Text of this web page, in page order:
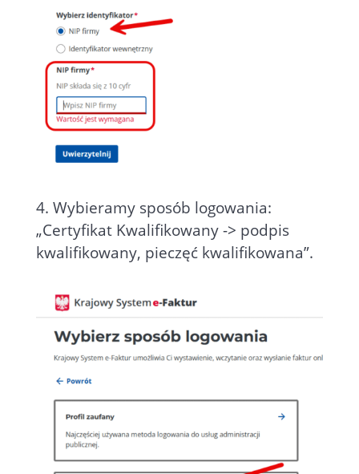
4. Wybieramy sposób logowania:
„Certyfikat Kwalifikowany -> podpis
kwalifikowany, pieczęć kwalifikowana”.